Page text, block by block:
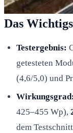
Das
Testergebnis:
getesteten
(4,6/5,0) und
Wirkungsgrad:
425–455 Wp),
dem